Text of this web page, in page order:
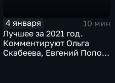
4 января
10 мин
Лучшее за 2021 год.
Комментируют Ольга
Скабеева, Евгений Попов,